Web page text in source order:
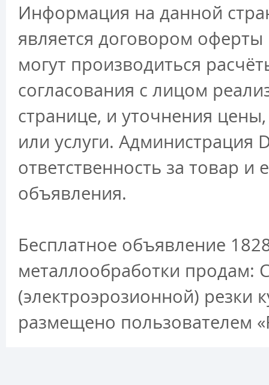
Информация на данной
является договором
могут производиться
согласования с лицом
странице, и уточнения
или услуги. Администрация
ответственность за товар и
объявления.
Бесплатное объявление
металлообработки продам:
(электроэрозионной) резки
размещено пользователем